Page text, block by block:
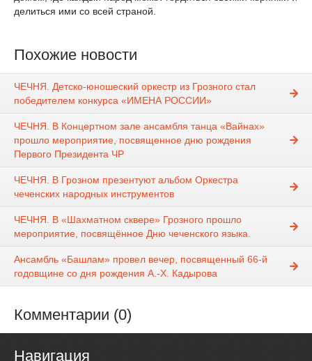
делиться ими со всей страной.
Похожие новости
ЧЕЧНЯ. Детско-юношеский оркестр из Грозного стал
победителем конкурса «ИМЕНА РОССИИ»
ЧЕЧНЯ. В Концертном зале ансамбля танца «Вайнах»
прошло мероприятие, посвященное дню рождения
Первого Президента ЧР
ЧЕЧНЯ. В Грозном презентуют альбом Оркестра
чеченских народных инструментов
ЧЕЧНЯ. В «Шахматном сквере» Грозного прошло
мероприятие, посвящённое Дню чеченского языка.
Ансамбль «Башлам» провел вечер, посвященный 66-й
годовщине со дня рождения А.-Х. Кадырова
Комментарии (0)
Навигация